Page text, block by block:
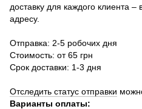
доставку для каждого клиента
адресу.
Отправка: 2-5 робочих дня
Стоимость: от 65 грн
Срок доставки: 1-3 дня
Отследить статус отправки
Варианты оплаты: